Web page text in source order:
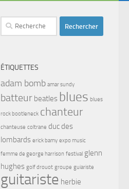
Rechercher :
ÉTIQUETTES
adam bomb amar sundy
batteur beatles blues blues
rock bootleneck chanteur
chanteuse coltrane duc des
lombards erick bamy expo music
femme de george harrison festival glenn
hughes golf drouot groupe guiariste
guitariste herbie